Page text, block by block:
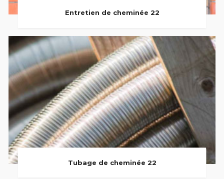
Entretien de cheminée 22
Tubage de cheminée 22